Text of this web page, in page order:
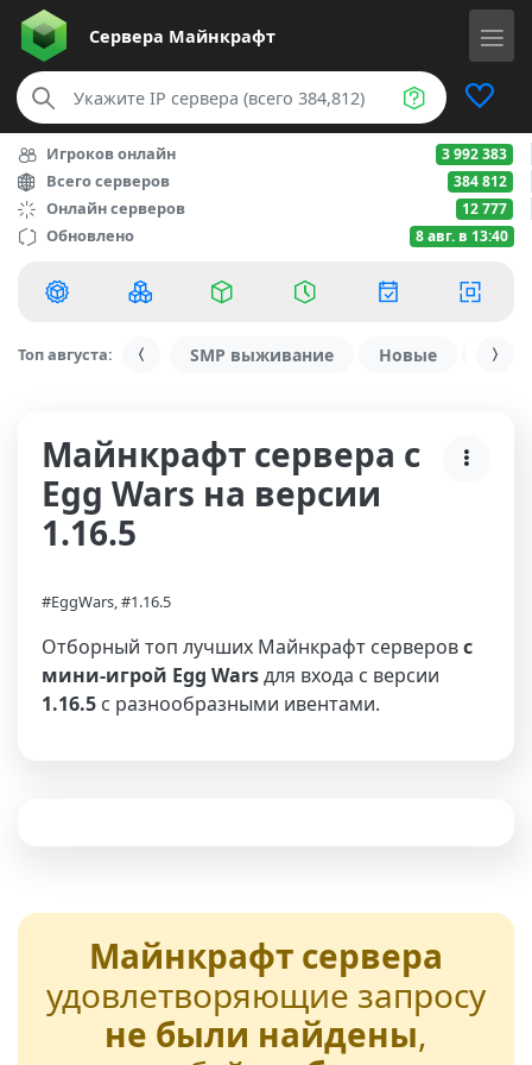
Сервера Майнкрафт
Игроков онлайн 3 992 383
Всего серверов 384 812
Онлайн серверов 12 777
Обновлено 8 авг. в 13:40
Топ августа: SMP выживание Новые С
Майнкрафт сервера с
Egg Wars на версии
1.16.5
#EggWars, #1.16.5
Отборный топ лучших Майнкрафт серверовс
мини-игрой Egg Warsдля входа с версии
1.16.5 с разнообразными ивентами.
Майнкрафт сервера
удовлетворяющие запросу
не были найдены,